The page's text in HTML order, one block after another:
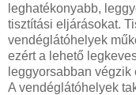
leghatékonyabb,
tisztítási eljárásokat.
vendéglátóhelyek
ezért a lehető
leggyorsabban végzik
A vendéglátóhelyek